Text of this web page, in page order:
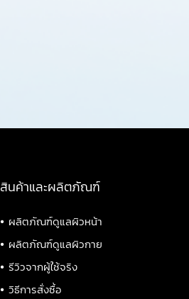
สินค้าและผลิตภัณฑ์
• ผลิตภัณฑ์ดูแลผิวหน้า
• ผลิตภัณฑ์ดูแลผิวกาย
• รีวิวจากผู้ใช้จริง
• วิธีการสั่งซื้อ